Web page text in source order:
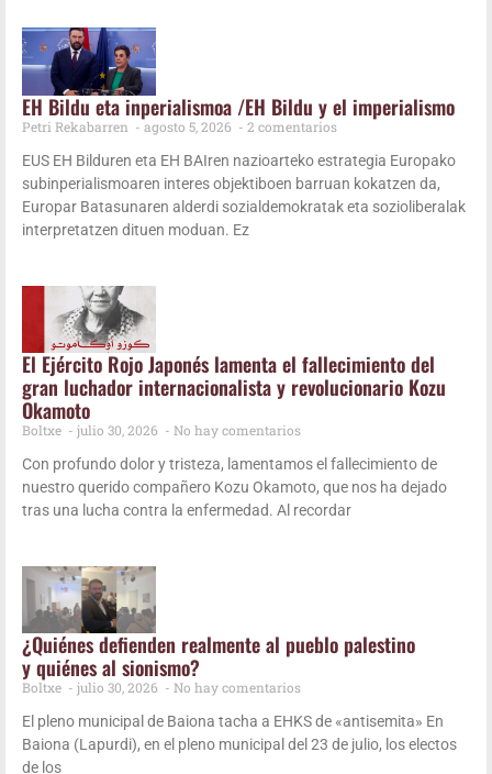
EH Bil­du eta inpe­ria­lis­moa /​EH Bil­du y el imperialismo
Petri Rekabarren agos­to 5, 2026
2 comentarios
EUS EH Bil­du­ren eta EH BAI­ren nazioar­te­ko estra­te­gia Euro­pa­ko
subin­pe­ria­lis­moa­ren interes objek­ti­boen barruan kokatzen da,
Euro­par Bata­su­na­ren alder­di sozial­de­mo­kra­tak eta sozio­li­be­ra­lak
inter­pre­tatzen dituen moduan. Ez
El Ejér­ci­to Rojo Japo­nés lamen­ta el falle­ci­mien­to del
gran lucha­dor inter­na­cio­na­lis­ta y revo­lu­cio­na­rio Kozu
Okamoto
Boltxe julio 30, 2026
No hay comentarios
Con pro­fun­do dolor y tris­te­za, lamen­ta­mos el falle­ci­mien­to de
nues­tro que­ri­do com­pa­ñe­ro Kozu Oka­mo­to, que nos ha deja­do
tras una lucha con­tra la enfer­me­dad. Al recordar
¿Quié­nes defien­den real­men­te al pue­blo pales­tino
y quié­nes al sionismo?
Boltxe julio 30, 2026
No hay comentarios
El pleno muni­ci­pal de Baio­na tacha a EHKS de «anti­se­mi­ta» En
Baio­na (Lapur­di), en el pleno muni­ci­pal del 23 de julio, los elec­tos
de los